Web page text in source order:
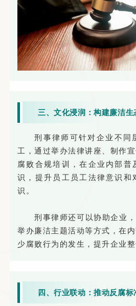
三、文化浸润：构建廉洁生
刑事律师可针对企业不同
工，通过举办法律讲座、制作
腐败合规培训，在企业内部普
识，提升员工员工法律意识和
识。
刑事律师还可以协助企业，
举办廉洁主题活动等方式，在
少腐败行为的发生，提升企业整
四、行业联动：推动反腐标